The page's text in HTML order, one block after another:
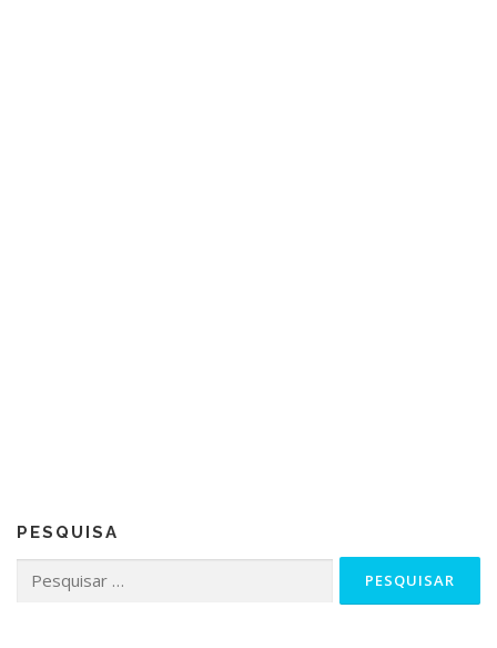
PESQUISA
por: